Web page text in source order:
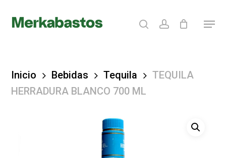
searchaccount Menu
Inicio Bebidas Tequila
TEQUILA
HERRADURA BLANCO 700 ML
Close